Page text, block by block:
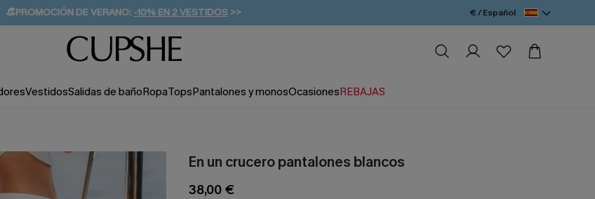
👒PROMOCIÓN DE VERANO: -10% EN 2 VESTIDOS >>
💌¡SUSCRIBIRSE & GANAR -10% EXTRA!
🚚ENVÍO GRATUITO A PARTIR DE 49 € >>
€ / Español
VestidosSalidas de bañoRopaTopsPantalones y monosOcasionesREBAJAS
En un crucero pantalones blancos
38,00 €